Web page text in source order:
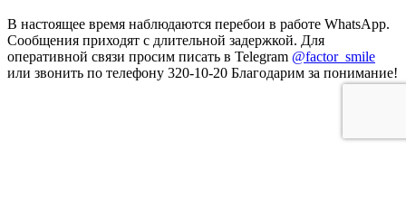
В настоящее время наблюдаются перебои в работе WhatsApp.
Сообщения приходят с длительной задержкой. Для
оперативной связи просим писать в Telegram @factor_smile
или звонить по телефону 320-10-20 Благодарим за понимание!